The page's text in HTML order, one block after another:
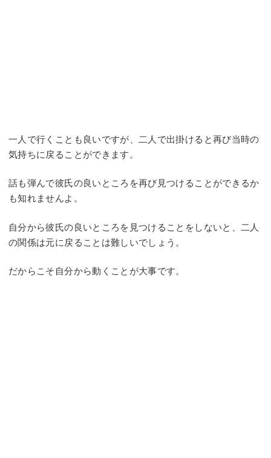
一人で行くことも良いですが、二人で出掛けると再び当時の
気持ちに戻ることができます。
話も弾んで彼氏の良いところを再び見つけることができるか
も知れませんよ。
自分から彼氏の良いところを見つけることをしないと、二人
の関係は元に戻ることは難しいでしょう。
だからこそ自分から動くことが大事です。